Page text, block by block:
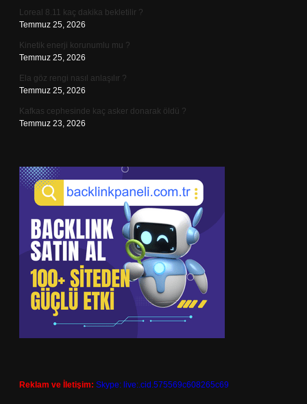
Loreal 8.11 kaç dakika bekletilir ?
Temmuz 25, 2026
Kinetik enerji korunumlu mu ?
Temmuz 25, 2026
Ela göz rengi nasıl anlaşılır ?
Temmuz 25, 2026
Kafkas cephesinde kaç asker donarak öldü ?
Temmuz 23, 2026
Reklam ve İletişim: Skype: live:.cid.575569c608265c69